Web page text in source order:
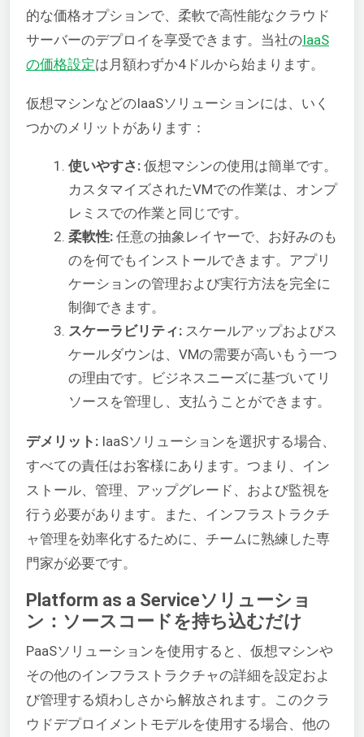
的な価格オプションで、柔軟で高性能なクラウド
サーバーのデプロイを享受できます。当社のIaaS
の価格設定は月額わずか4ドルから始まります。
仮想マシンなどのIaaSソリューションには、いく
つかのメリットがあります：
使いやすさ: 仮想マシンの使用は簡単です。
カスタマイズされたVMでの作業は、オンプ
レミスでの作業と同じです。
柔軟性: 任意の抽象レイヤーで、お好みのも
のを何でもインストールできます。アプリ
ケーションの管理および実行方法を完全に
制御できます。
スケーラビリティ: スケールアップおよびス
ケールダウンは、VMの需要が高いもう一つ
の理由です。ビジネスニーズに基づいてリ
ソースを管理し、支払うことができます。
デメリット: IaaSソリューションを選択する場合、
すべての責任はお客様にあります。つまり、イン
ストール、管理、アップグレード、および監視を
行う必要があります。また、インフラストラクチ
ャ管理を効率化するために、チームに熟練した専
門家が必要です。
Platform as a Serviceソリューショ
ン：ソースコードを持ち込むだけ
PaaSソリューションを使用すると、仮想マシンや
その他のインフラストラクチャの詳細を設定およ
び管理する煩わしさから解放されます。このクラ
ウドデプロイメントモデルを使用する場合、他の